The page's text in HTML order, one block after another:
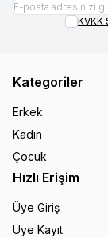
KVKK
Kategoriler
Erkek
Kadın
Çocuk
Hızlı Erişim
Üye Giriş
Üye Kayıt